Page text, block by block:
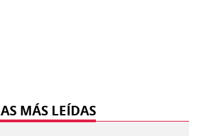
MÁS LEÍDAS